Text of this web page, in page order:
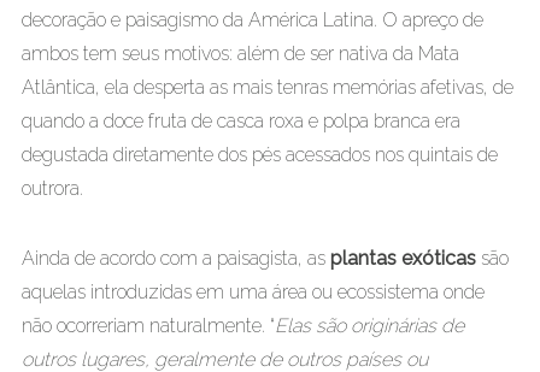
decoração e paisagismo da América Latina. O apreço de
ambos tem seus motivos: além de ser nativa da Mata
Atlântica, ela desperta as mais tenras memórias afetivas, de
quando a doce fruta de casca roxa e polpa branca era
degustada diretamente dos pés acessados nos quintais de
outrora.
Ainda de acordo com a paisagista, as plantas exóticassão
aquelas introduzidas em uma área ou ecossistema onde
não ocorreriam naturalmente. “Elas são originárias de
outros lugares, geralmente de outros países ou